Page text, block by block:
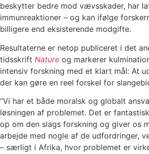
beskytter bedre mod vævsskader, har
immunreaktioner – og kan ifølge
billigere end eksisterende modgifte.
Resultaterne er netop publiceret i det
tidsskrift Nature og markerer
intensiv forskning med et klart mål: At
der kan gøre en reel forskel for
“Vi har et både moralsk og globalt
løsningen af problemet. Det er
op om den slags forskning og giver os
arbejde med nogle af de udfordringer,
– særligt i Afrika, hvor problemet er